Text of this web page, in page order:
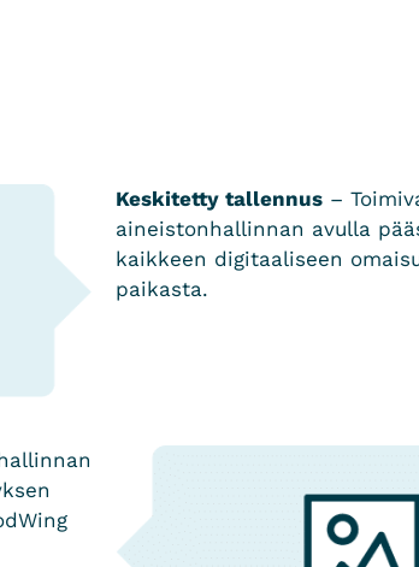
Keskitetty tallennus –
aineistonhallinnan avulla
kaikkeen digitaaliseen
paikasta.